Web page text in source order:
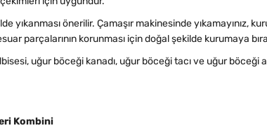
yıkanması önerilir. Çamaşır makinesinde yıkamayınız,
parçalarının korunması için doğal şekilde kurumaya
uğur böceği kanadı, uğur böceği tacı ve uğur böceği
Kombini